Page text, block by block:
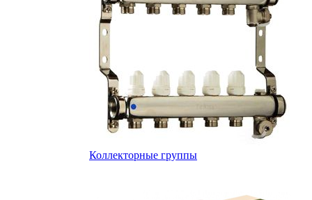
Коллекторные группы